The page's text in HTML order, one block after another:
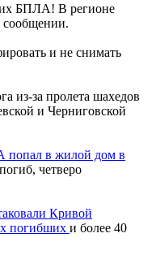
БПЛА! В регионе
и не снимать
из-за пролета шахедов
и Черниговской
в жилой дом в
четверо
Кривой
погибших и более 40